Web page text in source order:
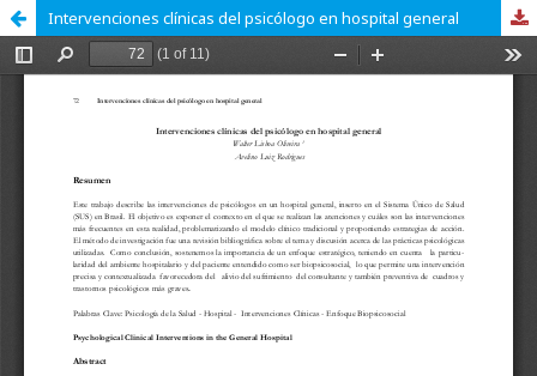
Intervenciones clínicas del psicólogo en hospital general